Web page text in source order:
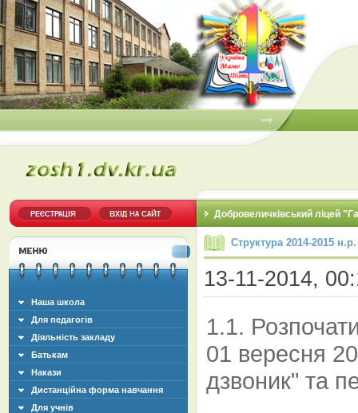
Добровеличківський ліцей
Наша школа
Для педагогів
Діяльність закладу
Батькам
Накази
Дистанційна форма навчання
Для учнів
Структура 2014-2015 н.р.
13-11-2014,
1.1.
01 вересня
дзвоник" та